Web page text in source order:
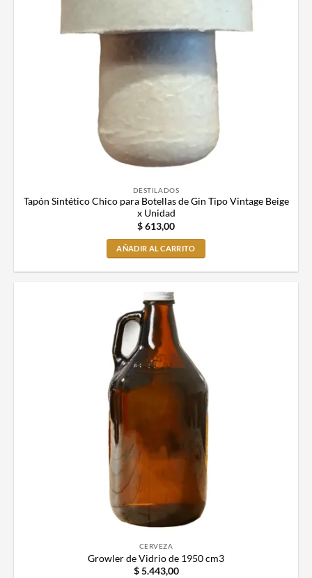
DESTILADOS
Tapón Sintético Chico para Botellas de Gin Tipo Vintage Beige
x Unidad
$613,00
AÑADIR AL CARRITO
CERVEZA
Growler de Vidrio de 1950 cm3
$5.443,00